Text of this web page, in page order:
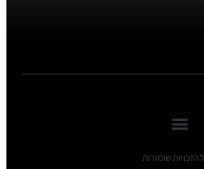
הזכויות שומורות